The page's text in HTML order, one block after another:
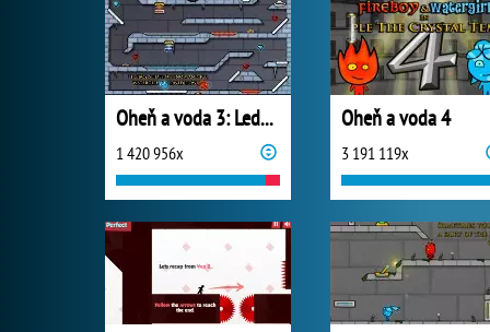
Oheň a voda 3: Ledový chrám
1 420 956x
Oheň a voda 4
3 191 119x